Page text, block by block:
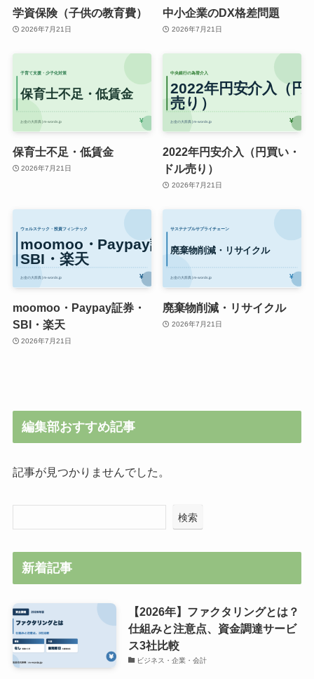
学資保険（子供の教育費）
2026年7月21日
中小企業のDX格差問題
2026年7月21日
保育士不足・低賃金
2026年7月21日
2022年円安介入（円買い・
ドル売り）
2026年7月21日
moomoo・Paypay証券・
SBI・楽天
2026年7月21日
廃棄物削減・リサイクル
2026年7月21日
編集部おすすめ記事
記事が見つかりませんでした。
検索
新着記事
【2026年】ファクタリングとは？
仕組みと注意点、資金調達サービ
ス3社比較
ビジネス・企業・会計